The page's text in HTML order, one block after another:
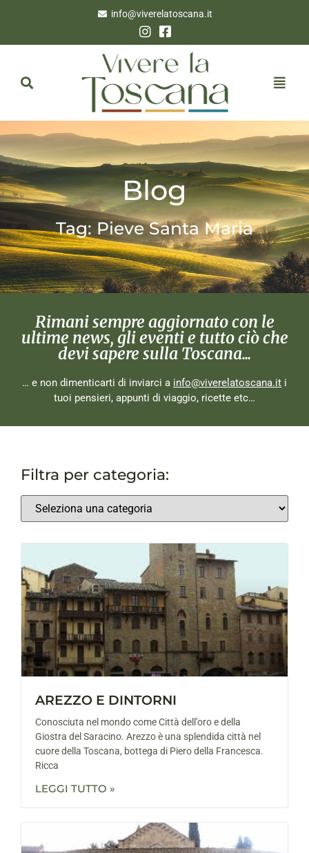
info@viverelatoscana.it
Blog
Tag: Pieve Santa Maria
Rimani sempre aggiornato con le
ultime news, gli eventi e tutto ciò che
devi sapere sulla Toscana...
… e non dimenticarti di inviarci a info@viverelatoscana.it i
tuoi pensieri, appunti di viaggio, ricette etc…
Filtra per categoria:
AREZZO E DINTORNI
Conosciuta nel mondo come Città dell’oro e della
Giostra del Saracino. Arezzo è una splendida città nel
cuore della Toscana, bottega di Piero della Francesca.
Ricca
LEGGI TUTTO »